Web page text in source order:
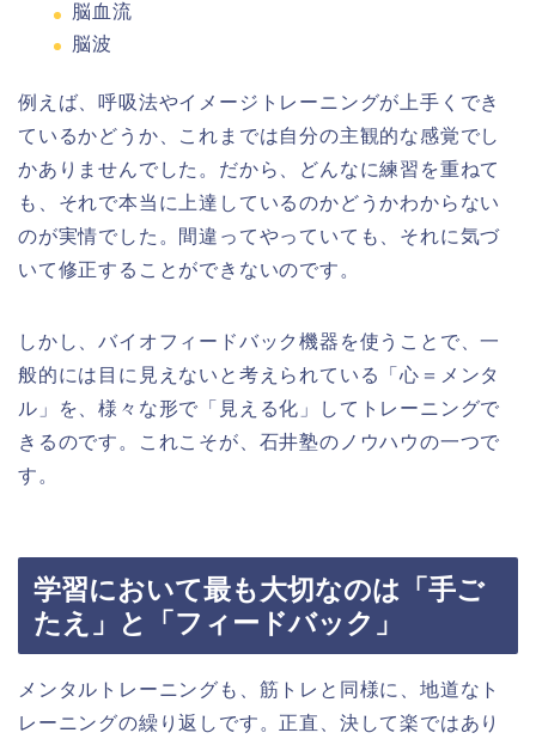
脳血流
脳波
例えば、呼吸法やイメージトレーニングが上手くでき
ているかどうか、これまでは自分の主観的な感覚でし
かありませんでした。だから、どんなに練習を重ねて
も、それで本当に上達しているのかどうかわからない
のが実情でした。間違ってやっていても、それに気づ
いて修正することができないのです。
しかし、バイオフィードバック機器を使うことで、一
般的には目に見えないと考えられている「心＝メンタ
ル」を、様々な形で「見える化」してトレーニングで
きるのです。これこそが、石井塾のノウハウの一つで
す。
学習において最も大切なのは「手ご
たえ」と「フィードバック」
メンタルトレーニングも、筋トレと同様に、地道なト
レーニングの繰り返しです。正直、決して楽ではあり